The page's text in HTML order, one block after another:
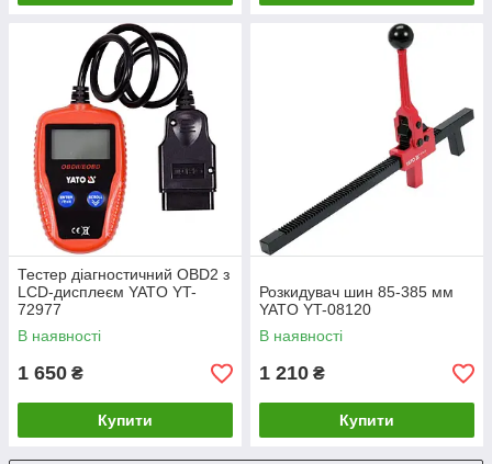
Тестер діагностичний OBD2 з
LCD-дисплеєм YATO YT-
72977
В наявності
1 650 ₴
Купити
Розкидувач шин 85-385 мм
YATO YT-08120
В наявності
1 210 ₴
Купити